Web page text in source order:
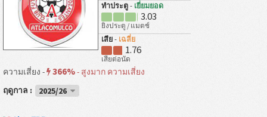
ทำประตู - เยี่ยมยอด
3.03
ยิงประตู / แมตช์
เสีย - เฉลี่ย
1.76
เสียต่อนัด
ความเสี่ยง - 366%- สูงมาก ความเสี่ยง
ฤดูกาล :
2025/26